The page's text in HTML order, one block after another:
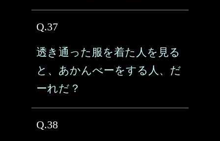
Q.37
透き通った服を着た人を見る
と、あかんべーをする人、だ
ーれだ？
Q.38